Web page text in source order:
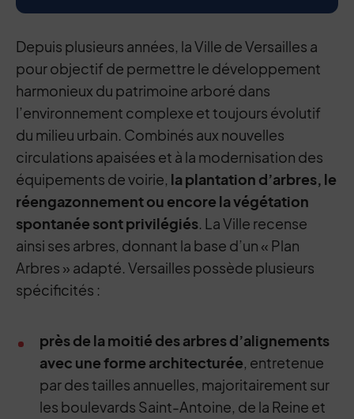
Depuis plusieurs années, la Ville de Versailles a
pour objectif de permettre le développement
harmonieux du patrimoine arboré dans
l’environnement complexe et toujours évolutif
du milieu urbain. Combinés aux nouvelles
circulations apaisées et à la modernisation des
équipements de voirie, la plantation d’arbres, le
réengazonnement ou encore la végétation
spontanée sont privilégiés. La Ville recense
ainsi ses arbres, donnant la base d’un « Plan
Arbres » adapté. Versailles possède plusieurs
spécificités :
près de la moitié des arbres d’alignements
avec une forme architecturée, entretenue
par des tailles annuelles, majoritairement sur
les boulevards Saint-Antoine, de la Reine et